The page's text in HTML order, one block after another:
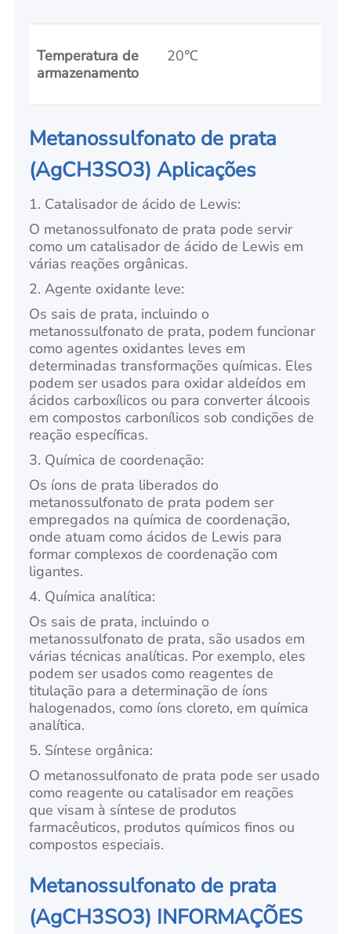
Temperatura de
armazenamento
20℃
Metanossulfonato de prata
(AgCH3SO3) Aplicações
1. Catalisador de ácido de Lewis:
O metanossulfonato de prata pode servir
como um catalisador de ácido de Lewis em
várias reações orgânicas.
2. Agente oxidante leve:
Os sais de prata, incluindo o
metanossulfonato de prata, podem funcionar
como agentes oxidantes leves em
determinadas transformações químicas. Eles
podem ser usados para oxidar aldeídos em
ácidos carboxílicos ou para converter álcoois
em compostos carbonílicos sob condições de
reação específicas.
3. Química de coordenação:
Os íons de prata liberados do
metanossulfonato de prata podem ser
empregados na química de coordenação,
onde atuam como ácidos de Lewis para
formar complexos de coordenação com
ligantes.
4. Química analítica:
Os sais de prata, incluindo o
metanossulfonato de prata, são usados em
várias técnicas analíticas. Por exemplo, eles
podem ser usados como reagentes de
titulação para a determinação de íons
halogenados, como íons cloreto, em química
analítica.
5. Síntese orgânica:
O metanossulfonato de prata pode ser usado
como reagente ou catalisador em reações
que visam à síntese de produtos
farmacêuticos, produtos químicos finos ou
compostos especiais.
Metanossulfonato de prata
(AgCH3SO3) INFORMAÇÕES